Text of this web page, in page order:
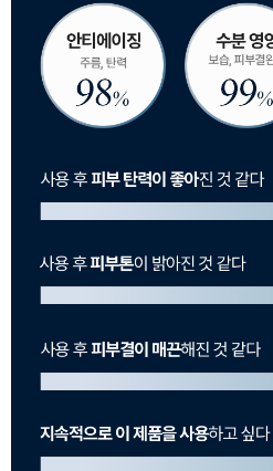
이코 라이프 하